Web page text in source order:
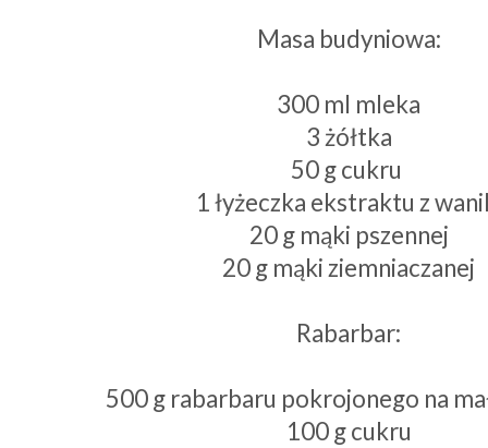
Masa budyniowa:
300 ml mleka
3 żółtka
50 g cukru
1 łyżeczka ekstraktu z
20 g mąki pszennej
20 g mąki ziemniaczanej
Rabarbar:
500 g rabarbaru pokrojonego na
100 g cukru